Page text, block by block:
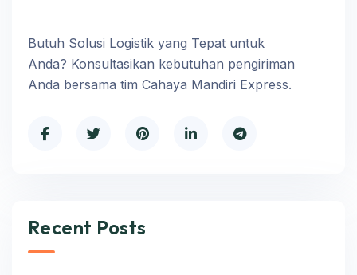
Butuh Solusi Logistik yang Tepat untuk
Anda? Konsultasikan kebutuhan pengiriman
Anda bersama tim Cahaya Mandiri Express.
Recent Posts